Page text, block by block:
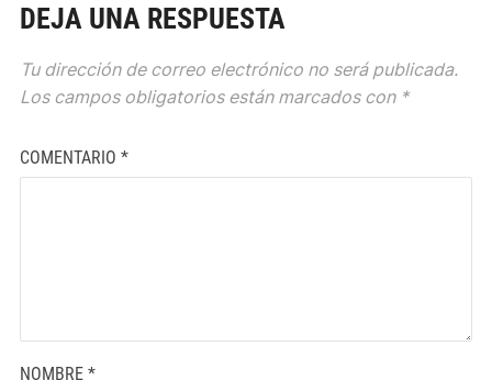
DEJA UNA RESPUESTA
Tu dirección de correo electrónico no será publicada.
Los campos obligatorios están marcados con *
COMENTARIO *
NOMBRE *